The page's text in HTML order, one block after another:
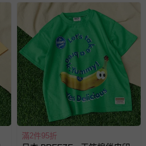
滿2件95折